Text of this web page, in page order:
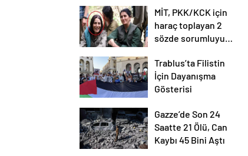
MİT, PKK/KCK için
haraç toplayan 2
sözde sorumluyu
Trablus’ta Filistin
İçin Dayanışma
Gösterisi
Gazze’de Son 24
Saatte 21 Ölü, Can
Kaybı 45 Bini Aştı